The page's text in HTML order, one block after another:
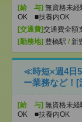
[給 与] 無資格未
OK ■扶養内OK
[交通費]交通費全額
[勤務地] 豊橋駅 / 新
≪時短×週4日
ー業務など！[
[給 与] 無資格未
OK ■扶養内OK